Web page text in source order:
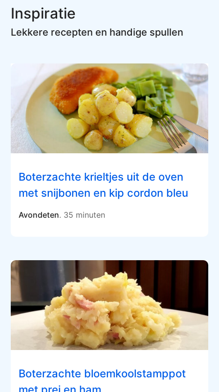
Inspiratie
Lekkere recepten en handige spullen
Boterzachte krieltjes uit de oven
met snijbonen en kip cordon bleu
Avondeten. 35 minuten
Boterzachte bloemkoolstamppot